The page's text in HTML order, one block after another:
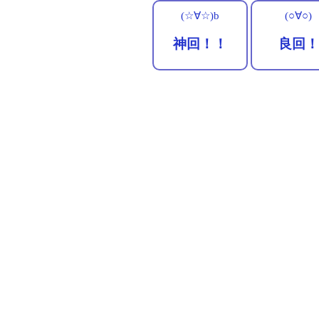
(☆∀☆)b
神回！！
(○∀○)
良回！